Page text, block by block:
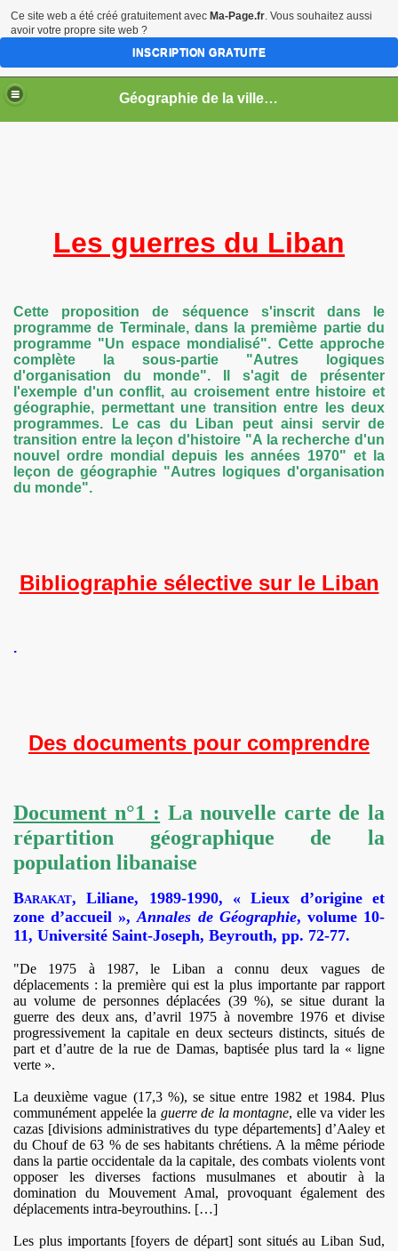
Géographie de la ville en guerre
Les guerres du Liban
Cette proposition de séquence s'inscrit dans le
programme de Terminale, dans la premième partie du
programme "Un espace mondialisé". Cette approche
complète la sous-partie "Autres logiques
d'organisation du monde". Il s'agit de présenter
l'exemple d'un conflit, au croisement entre histoire et
géographie, permettant une transition entre les deux
programmes.
Le cas du Liban peut ainsi servir de
transition entre la leçon d'histoire "A la recherche d'un
nouvel ordre mondial depuis les années 1970" et la
leçon de géographie "Autres logiques d'organisation
du monde".
Bibliographie sélective sur le Liban
.
Des documents pour comprendre
Document n°1 : La nouvelle carte de la
répartition géographique de la
population libanaise
Barakat, Liliane, 1989-1990, « Lieux d’origine et
zone d’accueil »,Annales de Géographie, volume 10-
11, Université Saint-Joseph, Beyrouth, pp. 72-77.
"De 1975 à 1987, le Liban a connu deux vagues de
déplacements : la première qui est la plus importante par rapport
au volume de personnes déplacées (39 %), se situe durant la
guerre des deux ans, d’avril 1975 à novembre 1976 et divise
progressivement la capitale en deux secteurs distincts, situés de
part et d’autre de la rue de Damas, baptisée plus tard la « ligne
verte ».
La deuxième vague (17,3 %), se situe entre 1982 et 1984. Plus
communément appelée la guerre de la montagne, elle va vider les
cazas [divisions administratives du type départements] d’Aaley et
du Chouf de 63 % de ses habitants chrétiens. A la même période
dans la partie occidentale da la capitale, des combats violents vont
opposer les diverses factions musulmanes et aboutir à la
domination du Mouvement Amal, provoquant également des
déplacements intra-beyrouthins. […]
Les plus importants [foyers de départ] sont situés au Liban Sud,
limite
lycée
de nos jours
en ex-Yougoslavie
la guerre
Ce site web a été créé gratuitement avec Ma-Page.fr. Vous souhaitez aussi
avoir votre propre site web ?
INSCRIPTION GRATUITE